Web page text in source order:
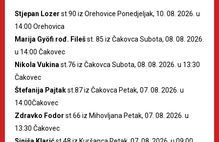
Stjepan Lozer st.90 iz Orehovice Ponedjeljak, 10. 08. 2026. u
14:00 Orehovica
Marija Gyöfi rođ. Filešst. 85 iz Čakovca Subota, 08. 08. 2026.
u 14:00 Čakovec
Nikola Vukina st.76 iz Čakovca Subota, 08. 08. 2026. u 13:30
Čakovec
Štefanija Pajtakst.87 iz Čakovca Petak, 07. 08. 2026. u
14:00Čakovec
Zdravko Fodor st.66 iz Mihovljana Petak, 07. 08. 2026. u
13:30 Čakovec